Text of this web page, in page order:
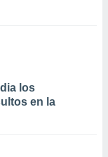
los
en la